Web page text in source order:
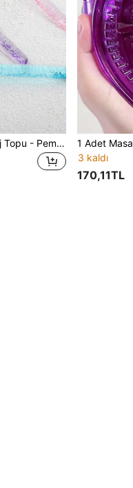
1 Adet Cam Yüz Masaj Topu - Pembe Kristal Buz Terapisi Masaj Güzellik Topu, Güzellik, Cilt Bakım Ürünleri, Spa, Kişisel Bakım, Cilt Bakım Aletleri, Yüz Bakımı, Estetisyen Malzemeleri, Masaj, Yüz Masaj Aleti, Yüz Silindiri, Buz Silindiri, Buz Silindiri Yüz
3 kaldı
170,11TL